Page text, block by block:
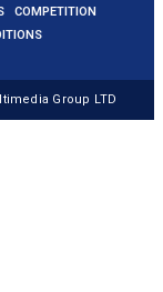
COMPETITION
Group LTD